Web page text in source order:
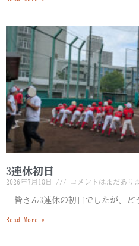
3連休初日
2026年7月18日 コメントはまだあり
皆さん3連休の初日でしたが、ど
Read More »